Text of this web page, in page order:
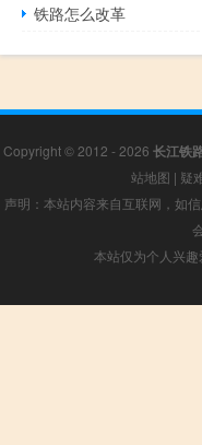
铁路怎么改革
Copyright © 2012 - 2026 长江铁
站地图 | 疑
声明：本站内容来自互联网，如
本站仅为个人兴